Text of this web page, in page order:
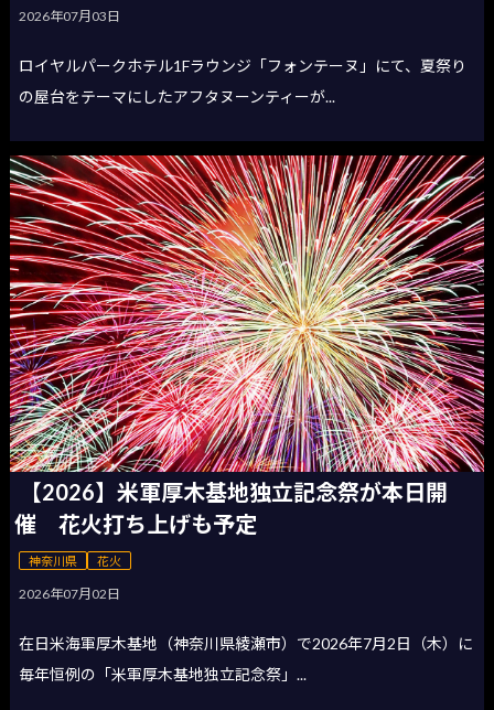
2026年07月03日
ロイヤルパークホテル1Fラウンジ「フォンテーヌ」にて、夏祭り
の屋台をテーマにしたアフタヌーンティーが...
【2026】米軍厚木基地独立記念祭が本日開
催 花火打ち上げも予定
神奈川県 花火
2026年07月02日
在日米海軍厚木基地（神奈川県綾瀬市）で2026年7月2日（木）に
毎年恒例の「米軍厚木基地独立記念祭」...